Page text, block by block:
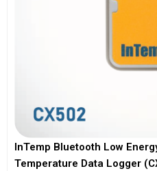
InTemp Bluetooth Low
Temperature Data Logger